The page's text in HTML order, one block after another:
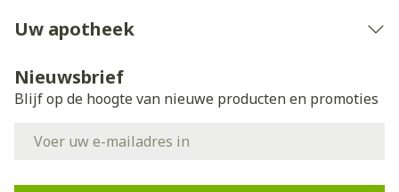
Uw apotheek
Nieuwsbrief
Blijf op de hoogte van nieuwe producten en promoties